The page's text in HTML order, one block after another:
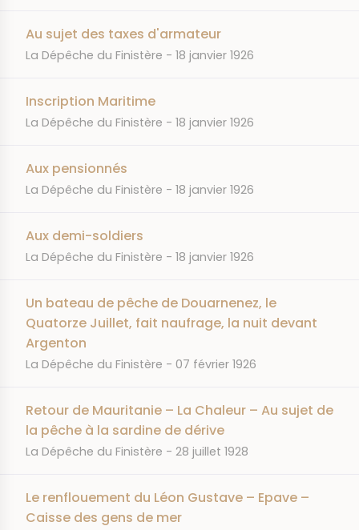
Au sujet des taxes d'armateur
JOURNAL
La Dépêche du Finistère DATE
18 janvier 1926
Inscription Maritime
JOURNAL
La Dépêche du Finistère DATE
18 janvier 1926
Aux pensionnés
JOURNAL
La Dépêche du Finistère DATE
18 janvier 1926
Aux demi-soldiers
JOURNAL
La Dépêche du Finistère DATE
18 janvier 1926
Un bateau de pêche de Douarnenez, le
Quatorze Juillet, fait naufrage, la nuit devant
Argenton
JOURNAL
La Dépêche du Finistère DATE
07 février 1926
Retour de Mauritanie – La Chaleur – Au sujet de
la pêche à la sardine de dérive
JOURNAL
La Dépêche du Finistère DATE
28 juillet 1928
Le renflouement du Léon Gustave – Epave –
Caisse des gens de mer